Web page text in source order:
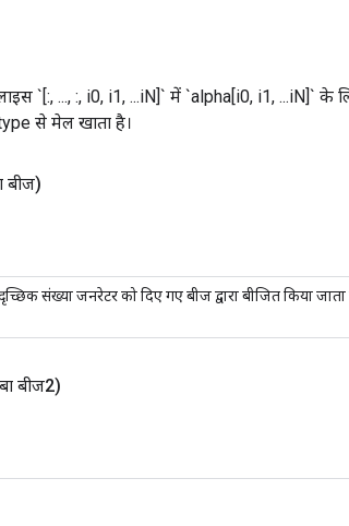
`[:, ..., :, i0, i1, ...iN]` में `alpha[i0, i1, ...iN]` के
से मेल खाता है।
बीज)
संख्या जनरेटर को दिए गए बीज द्वारा बीजित किया जाता
बीज2)